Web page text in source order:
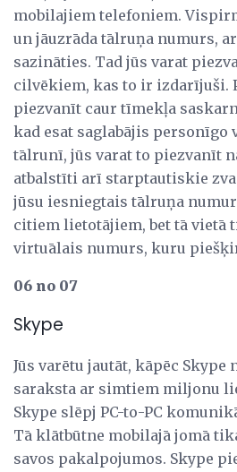
mobilajiem telefoniem.
un jāuzrāda tālruņa numurs,
sazināties. Tad jūs varat
cilvēkiem, kas to ir izdarījuši.
piezvanīt caur tīmekļa
kad esat saglabājis personīgo
tālrunī, jūs varat to piezvanīt
atbalstīti arī starptautiskie
jūsu iesniegtais tālruņa
citiem lietotājiem, bet tā vietā
virtuālais numurs, kuru
06 no 07
Skype
Jūs varētu jautāt, kāpēc Skype
saraksta ar simtiem miljonu
Skype slēpj PC-to-PC
Tā klātbūtne mobilajā jomā
savos pakalpojumos. Skype